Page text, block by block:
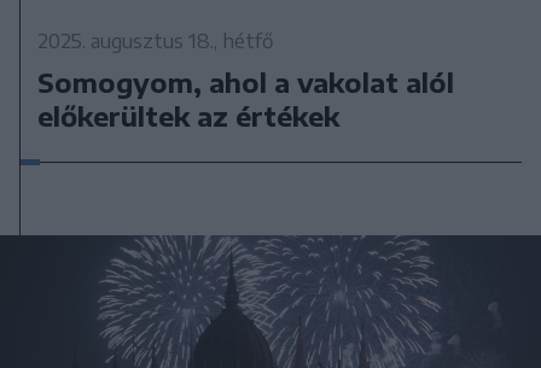
2025. augusztus 18., hétfő
Somogyom, ahol a vakolat alól
előkerültek az értékek